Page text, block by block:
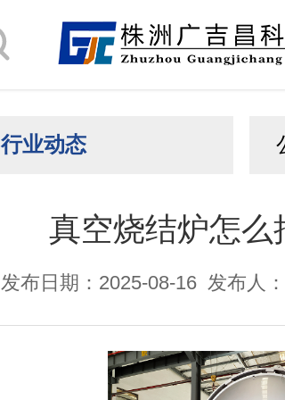
行业动态
真空烧结炉怎么
发布日期：2025-08-16 发布人